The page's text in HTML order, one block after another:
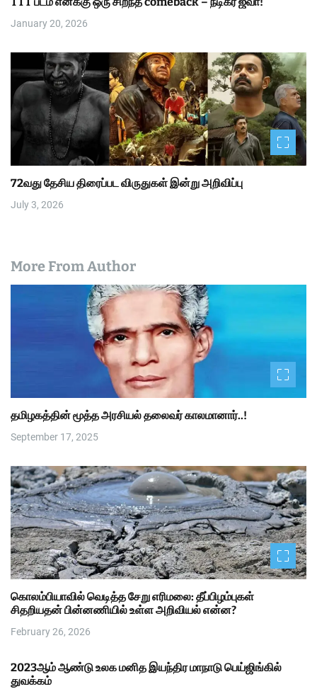
January 20, 2026
72வது தேசிய திரைப்பட விருதுகள் இன்று அறிவிப்பு
July 3, 2026
More From Author
தமிழகத்தின் மூத்த அரசியல் தலைவர் காலமானார்..!
September 17, 2025
கொலம்பியாவில் வெடித்த சேறு எரிமலை: தீப்பிழம்புகள்
சிதறியதன் பின்னணியில் உள்ள அறிவியல் என்ன?
February 26, 2026
2023ஆம் ஆண்டு உலக மனித இயந்திர மாநாடு பெய்ஜிங்கில்
துவக்கம்